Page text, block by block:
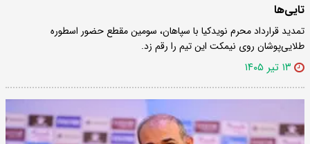
تایی‌ها
تمدید قرارداد محرم نویدکیا با سپاهان، سومین مقطع حضور اسطوره
طلایی‌پوشان روی نیمکت این تیم را رقم زد.
۱۳ تیر ۱۴۰۵